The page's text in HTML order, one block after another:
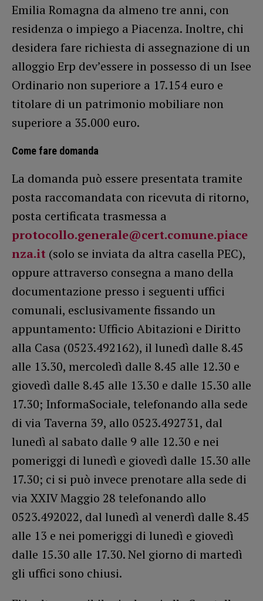
Emilia Romagna da almeno tre anni, con
residenza o impiego a Piacenza. Inoltre, chi
desidera fare richiesta di assegnazione di un
alloggio Erp dev’essere in possesso di un Isee
Ordinario non superiore a 17.154 euro e
titolare di un patrimonio mobiliare non
superiore a 35.000 euro.
Come fare domanda
La domanda può essere presentata tramite
posta raccomandata con ricevuta di ritorno,
posta certificata trasmessa a
protocollo.generale@cert.comune.piace
nza.it (solo se inviata da altra casella PEC),
oppure attraverso consegna a mano della
documentazione presso i seguenti uffici
comunali, esclusivamente fissando un
appuntamento: Ufficio Abitazioni e Diritto
alla Casa (0523.492162), il lunedì dalle 8.45
alle 13.30, mercoledì dalle 8.45 alle 12.30 e
giovedì dalle 8.45 alle 13.30 e dalle 15.30 alle
17.30; InformaSociale, telefonando alla sede
di via Taverna 39, allo 0523.492731, dal
lunedì al sabato dalle 9 alle 12.30 e nei
pomeriggi di lunedì e giovedì dalle 15.30 alle
17.30; ci si può invece prenotare alla sede di
via XXIV Maggio 28 telefonando allo
0523.492022, dal lunedì al venerdì dalle 8.45
alle 13 e nei pomeriggi di lunedì e giovedì
dalle 15.30 alle 17.30. Nel giorno di martedì
gli uffici sono chiusi.